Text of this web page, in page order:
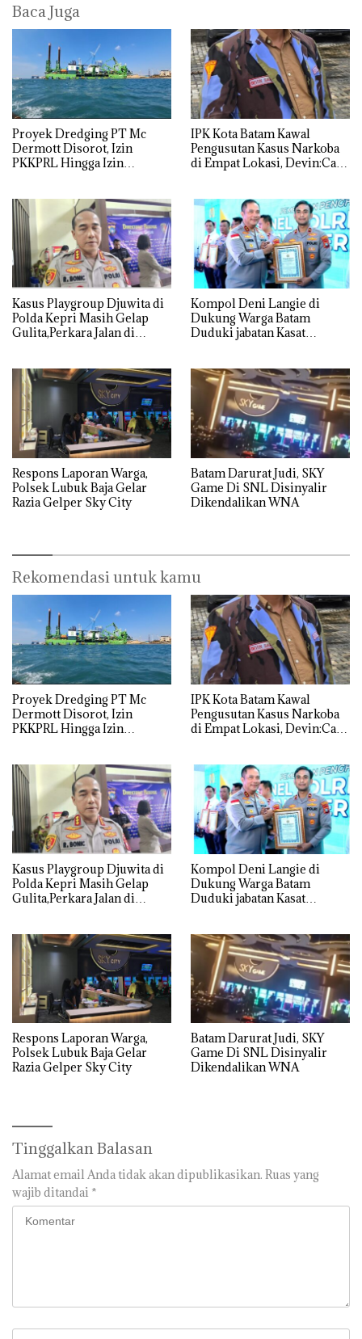
Baca Juga
Proyek Dredging PT Mc
Dermott Disorot, Izin
PKKPRL Hingga Izin
IPK Kota Batam Kawal
Pengusutan Kasus Narkoba
di Empat Lokasi, Devin:Cari
Kasus Playgroup Djuwita di
Polda Kepri Masih Gelap
Gulita,Perkara Jalan di
Kompol Deni Langie di
Dukung Warga Batam
Duduki jabatan Kasat
Respons Laporan Warga,
Polsek Lubuk Baja Gelar
Razia Gelper Sky City
Batam Darurat Judi, SKY
Game Di SNL Disinyalir
Dikendalikan WNA
Rekomendasi untuk kamu
Proyek Dredging PT Mc
Dermott Disorot, Izin
PKKPRL Hingga Izin
IPK Kota Batam Kawal
Pengusutan Kasus Narkoba
di Empat Lokasi, Devin:Cari
Kasus Playgroup Djuwita di
Polda Kepri Masih Gelap
Gulita,Perkara Jalan di
Kompol Deni Langie di
Dukung Warga Batam
Duduki jabatan Kasat
Respons Laporan Warga,
Polsek Lubuk Baja Gelar
Razia Gelper Sky City
Batam Darurat Judi, SKY
Game Di SNL Disinyalir
Dikendalikan WNA
Tinggalkan Balasan
Alamat email Anda tidak akan dipublikasikan. Ruas yang
wajib ditandai *